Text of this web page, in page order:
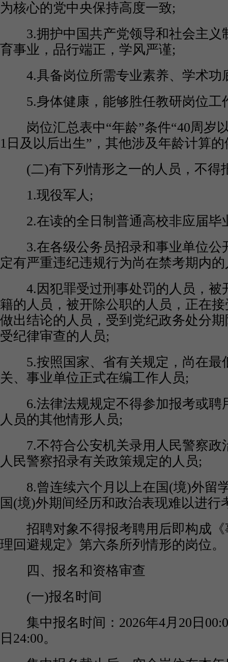
为核心的党中央保持高度一致;
3.拥护中国共产党领导和社会主义
育事业，品行端正，学风严谨;
4.具备岗位所需专业素养、学术功
5.身体健康，能够胜任教研岗位工
岗位汇总表中“年龄”条件“40周岁以
1日及以后出生”，其他涉及年龄计算
(二)有下列情形之一的人员，不得
1.现役军人;
2.在读的全日制普通高校非应届毕
3.在各级公务员招录和事业单位公
定有严重违纪违规行为尚在禁考期内
4.因犯罪受过刑事处罚的人员，被
籍的人员，被开除公职的人员，正在
做出结论的人员，受到党纪政务处分
受纪律审查的人员;
5.按照国家、省有关规定，尚在最
关、事业单位正式在编工作人员;
6.法律法规规定不得参加报考或聘
人员的其他情形人员;
7.不符合公安机关录用人民警察政
人民警察招录有关政策规定的人员;
8.曾连续六个月以上在国(境)外留
国(境)外期间经历和政治表现难以进行
招聘对象不得报考聘用后即构成《
理回避规定》第六条所列情形的岗位。
四、报名和资格审查
(一)报名时间
集中报名时间：2026年4月20日
日24:00。